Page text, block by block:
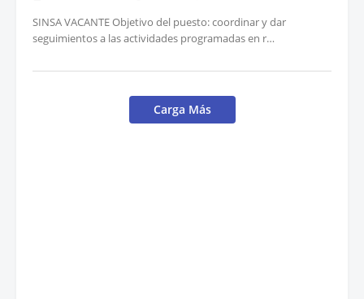
SINSA VACANTE Objetivo del puesto: coordinar y dar
seguimientos a las actividades programadas en r…
Carga Más